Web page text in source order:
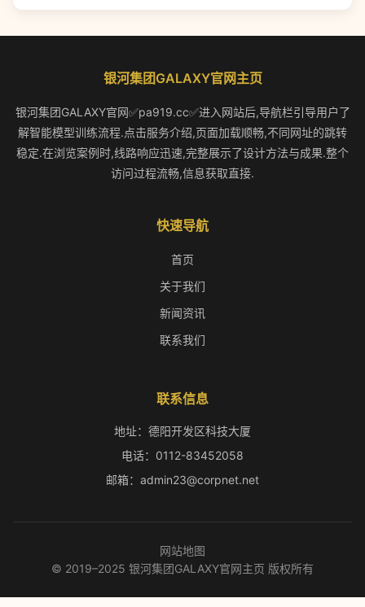
银河集团GALAXY官网主页
银河集团GALAXY官网✅pa919.cc✅进入网站后,导航栏引导用户了
解智能模型训练流程.点击服务介绍,页面加载顺畅,不同网址的跳转
稳定.在浏览案例时,线路响应迅速,完整展示了设计方法与成果.整个
访问过程流畅,信息获取直接.
快速导航
首页
关于我们
新闻资讯
联系我们
联系信息
地址：德阳开发区科技大厦
电话：0112-83452058
邮箱：admin23@corpnet.net
网站地图
© 2019–2025 银河集团GALAXY官网主页 版权所有